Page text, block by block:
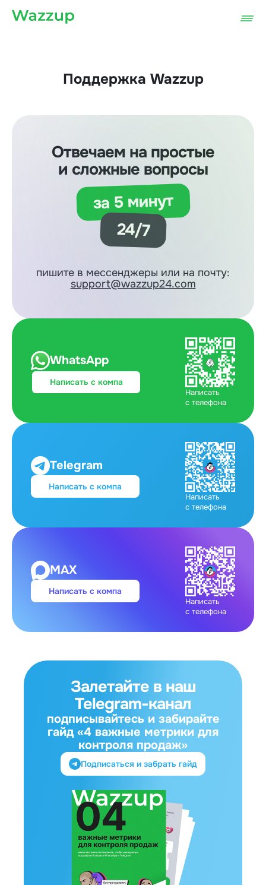
Поддержка Wazzup
Отвечаем на простые
и сложные вопросы
за 5 минут
24/7
пишите в мессенджеры или на почту:
support@wazzup24.com
WhatsApp
Написать с компа
Написать
с телефона
Telegram
Написать с компа
Написать
с телефона
MAX
Написать с компа
Написать
с телефона
Залетайте в наш
Telegram-канал
подписывайтесь и забирайте
гайд «4 важные метрики для
контроля продаж»
Подписаться и забрать гайд